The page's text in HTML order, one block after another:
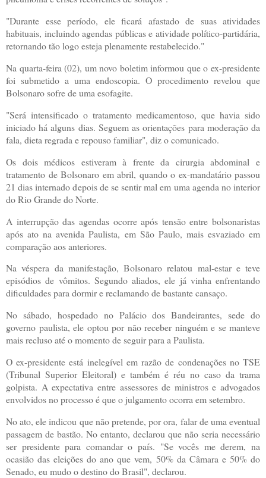
"Durante esse período, ele ficará afastado de suas atividades
habituais, incluindo agendas públicas e atividade político-partidária,
retornando tão logo esteja plenamente restabelecido."
Na quarta-feira (02), um novo boletim informou que o ex-presidente
foi submetido a uma endoscopia. O procedimento revelou que
Bolsonaro sofre de uma esofagite.
"Será intensificado o tratamento medicamentoso, que havia sido
iniciado há alguns dias. Seguem as orientações para moderação da
fala, dieta regrada e repouso familiar", diz o comunicado.
Os dois médicos estiveram à frente da cirurgia abdominal e
tratamento de Bolsonaro em abril, quando o ex-mandatário passou
21 dias internado depois de se sentir mal em uma agenda no interior
do Rio Grande do Norte.
A interrupção das agendas ocorre após tensão entre bolsonaristas
após ato na avenida Paulista, em São Paulo, mais esvaziado em
comparação aos anteriores.
Na véspera da manifestação, Bolsonaro relatou mal-estar e teve
episódios de vômitos. Segundo aliados, ele já vinha enfrentando
dificuldades para dormir e reclamando de bastante cansaço.
No sábado, hospedado no Palácio dos Bandeirantes, sede do
governo paulista, ele optou por não receber ninguém e se manteve
mais recluso até o momento de seguir para a Paulista.
O ex-presidente está inelegível em razão de condenações no TSE
(Tribunal Superior Eleitoral) e também é réu no caso da trama
golpista. A expectativa entre assessores de ministros e advogados
envolvidos no processo é que o julgamento ocorra em setembro.
No ato, ele indicou que não pretende, por ora, falar de uma eventual
passagem de bastão. No entanto, declarou que não seria necessário
ser presidente para comandar o país. "Se vocês me derem, na
ocasião das eleições do ano que vem, 50% da Câmara e 50% do
Senado, eu mudo o destino do Brasil", declarou.